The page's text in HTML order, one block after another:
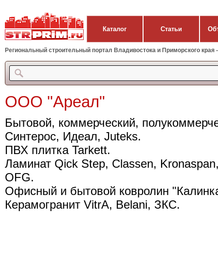
Каталог Статьи
Региональный строительный портал Владивостока и Приморского края
ООО "Ареал"
Бытовой, коммерческий,
Синтерос, Идеал, Juteks.
ПВХ плитка Tarkett.
Ламинат Qick Step, Classen,
OFG.
Офисный и бытовой ковролин
Керамогранит VitrA, Belani, ЗКС.